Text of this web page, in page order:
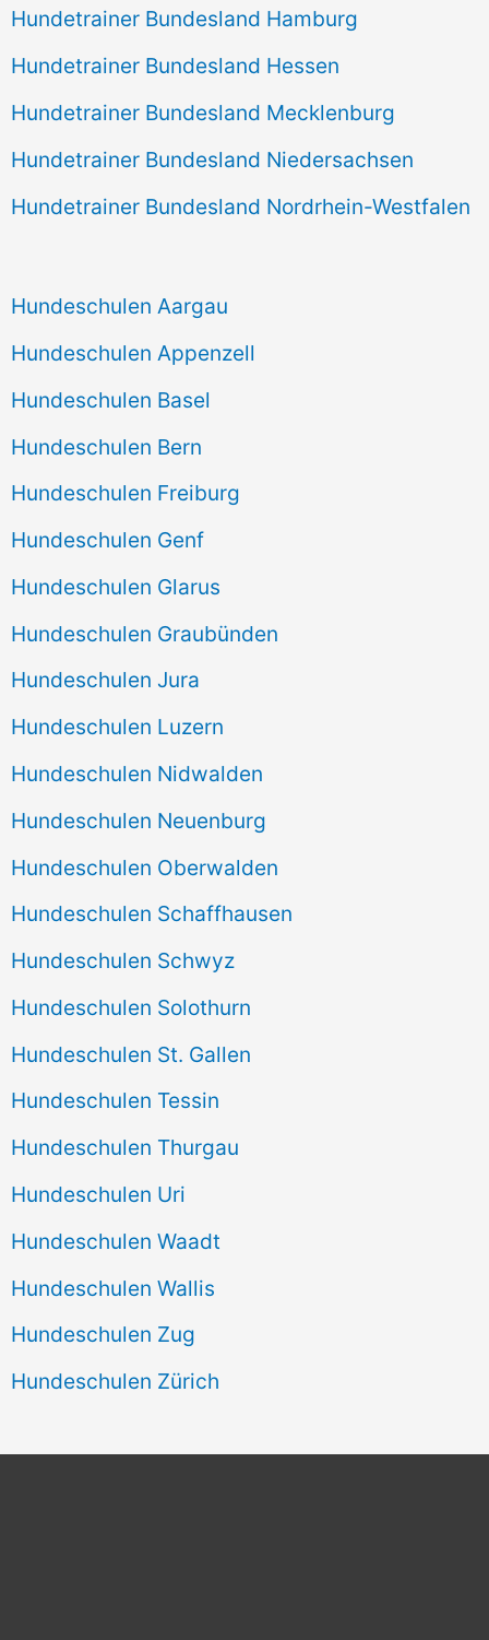
Hundetrainer Bundesland Hamburg
Hundetrainer Bundesland Hessen
Hundetrainer Bundesland Mecklenburg
Hundetrainer Bundesland Niedersachsen
Hundetrainer Bundesland Nordrhein-Westfalen
Hundeschulen Aargau
Hundeschulen Appenzell
Hundeschulen Basel
Hundeschulen Bern
Hundeschulen Freiburg
Hundeschulen Genf
Hundeschulen Glarus
Hundeschulen Graubünden
Hundeschulen Jura
Hundeschulen Luzern
Hundeschulen Nidwalden
Hundeschulen Neuenburg
Hundeschulen Oberwalden
Hundeschulen Schaffhausen
Hundeschulen Schwyz
Hundeschulen Solothurn
Hundeschulen St. Gallen
Hundeschulen Tessin
Hundeschulen Thurgau
Hundeschulen Uri
Hundeschulen Waadt
Hundeschulen Wallis
Hundeschulen Zug
Hundeschulen Zürich